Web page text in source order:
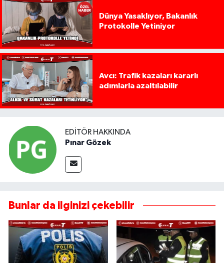
Dünya Yasaklıyor, Bakanlık
Protokolle Yetiniyor
Avcı: Trafik kazaları kararlı
adımlarla azaltılabilir
EDITÖR HAKKINDA
Pınar Gözek
Bunlar da ilginizi çekebilir